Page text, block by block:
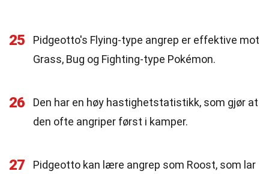
25
Pidgeotto's Flying-type angrep er effektive mot
Grass, Bug og Fighting-type Pokémon.
26
Den har en høy hastighetstatistikk, som gjør at
den ofte angriper først i kamper.
27
Pidgeotto kan lære angrep som Roost, som lar